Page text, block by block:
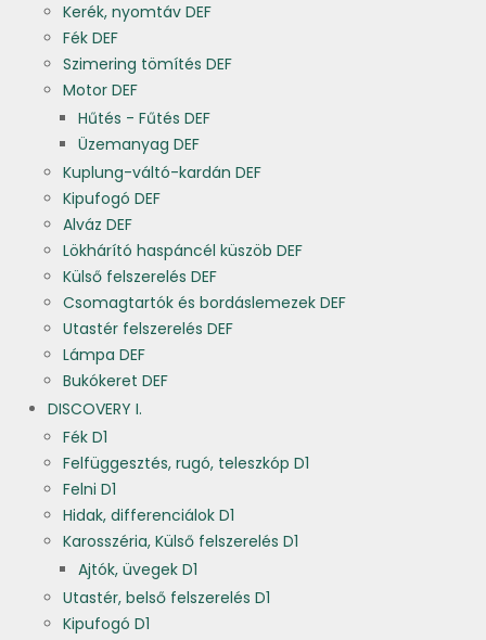
Kerék, nyomtáv DEF
Fék DEF
Szimering tömítés DEF
Motor DEF
Hűtés - Fűtés DEF
Üzemanyag DEF
Kuplung-váltó-kardán DEF
Kipufogó DEF
Alváz DEF
Lökhárító haspáncél küszöb DEF
Külső felszerelés DEF
Csomagtartók és bordáslemezek DEF
Utastér felszerelés DEF
Lámpa DEF
Bukókeret DEF
DISCOVERY I.
Fék D1
Felfüggesztés, rugó, teleszkóp D1
Felni D1
Hidak, differenciálok D1
Karosszéria, Külső felszerelés D1
Ajtók, üvegek D1
Utastér, belső felszerelés D1
Kipufogó D1